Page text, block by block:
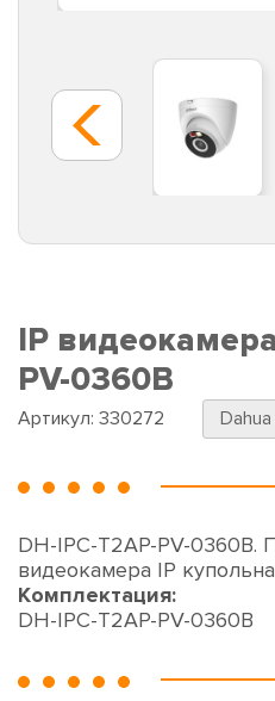
IP
PV-0360B
Артикул: 330272 Dahua
DH-IPC-T2AP-PV-0360B.
видеокамера IP
Комплектация:
DH-IPC-T2AP-PV-0360B